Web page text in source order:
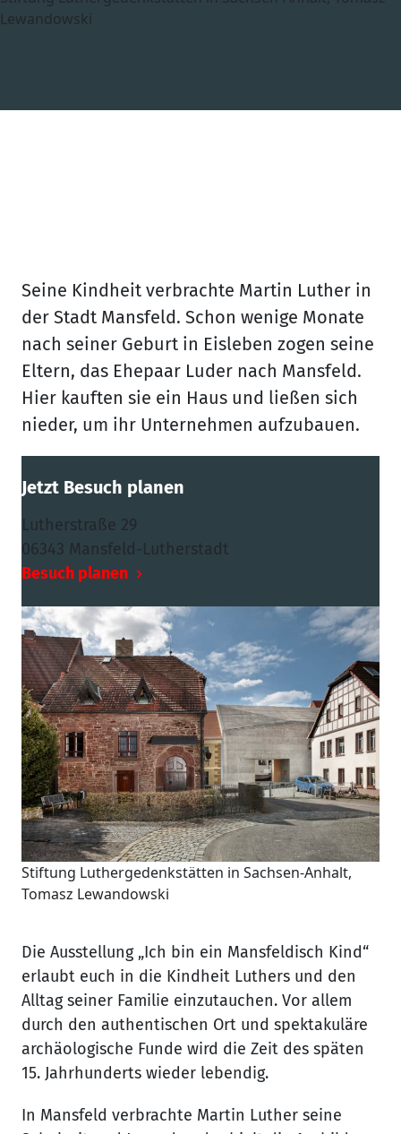
Lewandowski
Seine Kindheit verbrachte Martin Luther in
der Stadt Mansfeld. Schon wenige Monate
nach seiner Geburt in Eisleben zogen seine
Eltern, das Ehepaar Luder nach Mansfeld.
Hier kauften sie ein Haus und ließen sich
nieder, um ihr Unternehmen aufzubauen.
Jetzt Besuch planen
Lutherstraße 29
06343 Mansfeld-Lutherstadt
Besuch planen
Stiftung Luthergedenkstätten in Sachsen-Anhalt,
Tomasz Lewandowski
Die Ausstellung „Ich bin ein Mansfeldisch Kind“
erlaubt euch in die Kindheit Luthers und den
Alltag seiner Familie einzutauchen. Vor allem
durch den authentischen Ort und spektakuläre
archäologische Funde wird die Zeit des späten
15. Jahrhunderts wieder lebendig.
In Mansfeld verbrachte Martin Luther seine